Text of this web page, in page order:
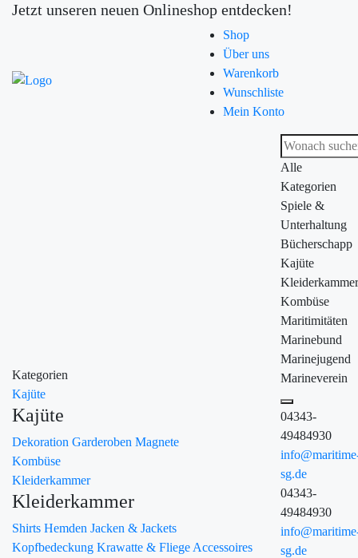
Jetzt unseren neuen Onlineshop entdecken!
Shop
Über uns
Warenkorb
Wunschliste
Mein Konto
Kategorien
Kajüte
Kajüte
Dekoration Garderoben Magnete
Kombüse
Kleiderkammer
Kleiderkammer
Shirts Hemden Jacken & Jackets
Kopfbedeckung Krawatte & Fliege Accessoires
Alle
Kategorien
Spiele &
Unterhaltung
Bücherschapp
Kajüte
Kleiderkammer
Kombüse
Maritimitäten
Marinebund
Marinejugend
Marineverein
04343-
49484930
sg.de
04343-
49484930
sg.de